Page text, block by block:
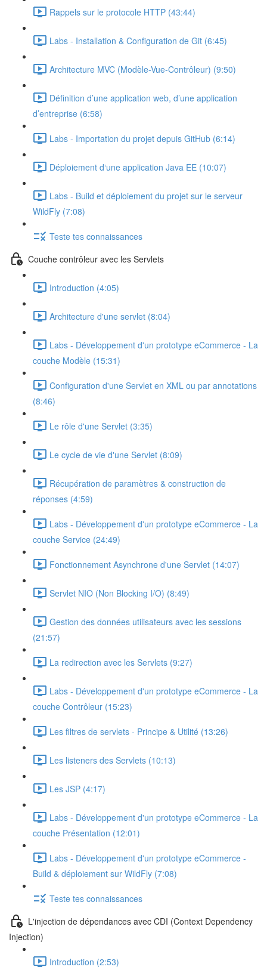
Rappels sur le protocole HTTP (43:44)
Labs - Installation & Configuration de Git (6:45)
Architecture MVC (Modèle-Vue-Contrôleur) (9:50)
Définition d’une application web, d’une application
d’entreprise (6:58)
Labs - Importation du projet depuis GitHub (6:14)
Déploiement d‘une application Java EE (10:07)
Labs - Build et déploiement du projet sur le serveur
WildFly (7:08)
Teste tes connaissances
Couche contrôleur avec les Servlets
Introduction (4:05)
Architecture d'une servlet (8:04)
Labs - Développement d'un prototype eCommerce - La
couche Modèle (15:31)
Configuration d'une Servlet en XML ou par annotations
(8:46)
Le rôle d'une Servlet (3:35)
Le cycle de vie d'une Servlet (8:09)
Récupération de paramètres & construction de
réponses (4:59)
Labs - Développement d'un prototype eCommerce - La
couche Service (24:49)
Fonctionnement Asynchrone d'une Servlet (14:07)
Servlet NIO (Non Blocking I/O) (8:49)
Gestion des données utilisateurs avec les sessions
(21:57)
La redirection avec les Servlets (9:27)
Labs - Développement d'un prototype eCommerce - La
couche Contrôleur (15:23)
Les filtres de servlets - Principe & Utilité (13:26)
Les listeners des Servlets (10:13)
Les JSP (4:17)
Labs - Développement d'un prototype eCommerce - La
couche Présentation (12:01)
Labs - Développement d'un prototype eCommerce -
Build & déploiement sur WildFly (7:08)
Teste tes connaissances
L'injection de dépendances avec CDI (Context Dependency
Injection)
Introduction (2:53)